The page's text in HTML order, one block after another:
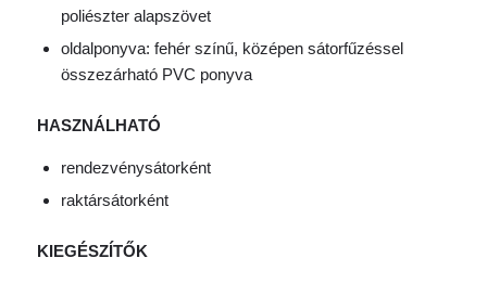
poliészter alapszövet
oldalponyva: fehér színű, középen sátorfűzéssel
összezárható PVC ponyva
HASZNÁLHATÓ
rendezvénysátorként
raktársátorként
KIEGÉSZÍTŐK